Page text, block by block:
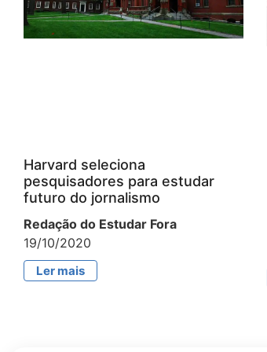
Harvard seleciona
pesquisadores para estudar
futuro do jornalismo
Redação do Estudar Fora
19/10/2020
Ler mais